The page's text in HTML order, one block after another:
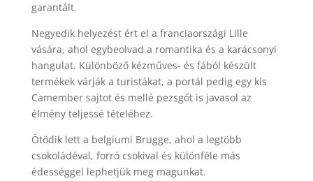
garantált.
Negyedik helyezést ért el a franciaországi Lille
vására, ahol egybeolvad a romantika és a karácsonyi
hangulat. Különböző kézműves- és fából készült
termékek várják a turistákat, a portál pedig egy kis
Camember sajtot és mellé pezsgőt is javasol az
élmény teljessé tételéhez.
Ötödik lett a belgiumi Brugge, ahol a legtöbb
csokoládéval, forró csokival és különféle más
édességgel lephetjük meg magunkat.